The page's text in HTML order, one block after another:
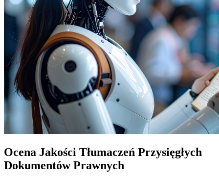
Ocena Jakości Tłumaczeń Przysięgłych
Dokumentów Prawnych